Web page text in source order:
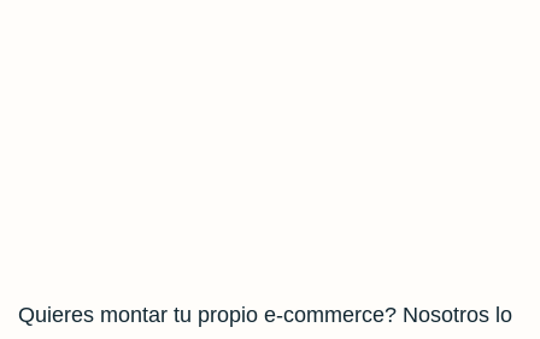
Quieres montar tu propio e-commerce? Nosotros lo